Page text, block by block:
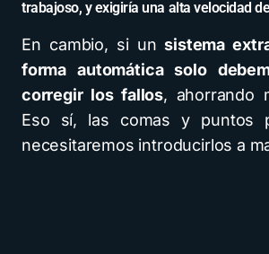
trabajoso, y exigiría una alta velocidad
En cambio, si un sistema
forma automática solo
corregir los fallos, ahorrando
Eso sí, las comas y puntos
necesitaremos introducirlos a